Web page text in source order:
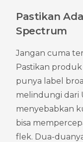
Pastikan
Spectrum
Jangan cuma
Pastikan
punya label
melindungi dari
menyebabkan
bisa
flek. Dua-